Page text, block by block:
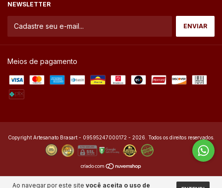
Ao navegar por este site você aceita o uso de
NEWSLETTER
Meios de pagamento
Copyright Artesanato Brasart - 09595247000172 - 2026. Todos os direitos reservados.